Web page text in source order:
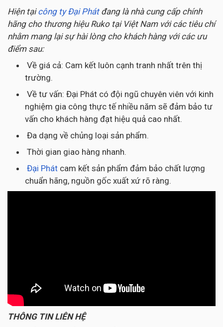
Hiện tạicông ty Đại Phát đang là nhà cung cấp chính
hãng cho thương hiệu Ruko tại Việt Nam với các tiêu chí
nhằm mang lại sự hài lòng cho khách hàng với các ưu
điểm sau:
Về giá cả: Cam kết luôn cạnh tranh nhất trên thị
trường.
Về tư vấn: Đại Phát có đội ngũ chuyên viên với kinh
nghiệm gia công thực tế nhiều năm sẽ đảm bảo tư
vấn cho khách hàng đạt hiệu quả cao nhất.
Đa dạng về chủng loại sản phẩm.
Thời gian giao hàng nhanh.
Đại Phát cam kết sản phẩm đảm bảo chất lượng
chuẩn hãng, nguồn gốc xuất xứ rõ ràng.
THÔNG TIN LIÊN HỆ